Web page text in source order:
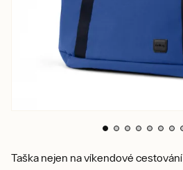
Taška nejen na víkendové cestování